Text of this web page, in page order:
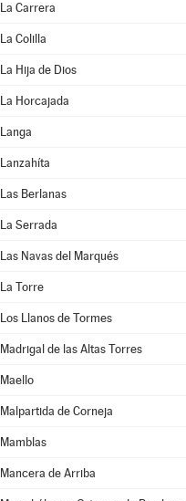
La Carrera
La Colilla
La Hija de Dios
La Horcajada
Langa
Lanzahíta
Las Berlanas
La Serrada
Las Navas del Marqués
La Torre
Los Llanos de Tormes
Madrigal de las Altas Torres
Maello
Malpartida de Corneja
Mamblas
Mancera de Arriba